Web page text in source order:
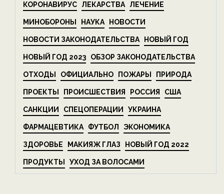
КОРОНАВИРУС ЛЕКАРСТВА ЛЕЧЕНИЕ
МИНОБОРОНЫ НАУКА НОВОСТИ
НОВОСТИ ЗАКОНОДАТЕЛЬСТВА НОВЫЙ ГОД
НОВЫЙ ГОД 2023 ОБЗОР ЗАКОНОДАТЕЛЬСТВА
ОТХОДЫ ОФИЦИАЛЬНО ПОЖАРЫ ПРИРОДА
ПРОЕКТЫ ПРОИСШЕСТВИЯ РОССИЯ США
САНКЦИИ СПЕЦОПЕРАЦИИ УКРАИНА
ФАРМАЦЕВТИКА ФУТБОЛ ЭКОНОМИКА
ЗДОРОВЬЕ МАКИЯЖ ГЛАЗ НОВЫЙ ГОД 2022
ПРОДУКТЫ УХОД ЗА ВОЛОСАМИ